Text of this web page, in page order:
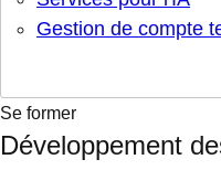
Gestion de compte
Se former
Développement